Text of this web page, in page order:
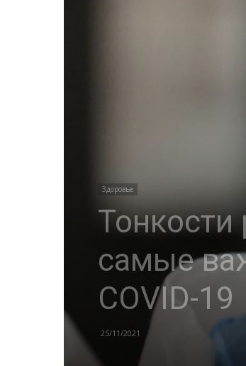
Здоровье
Тонкости
самые
CОVID-19
25/11/2021